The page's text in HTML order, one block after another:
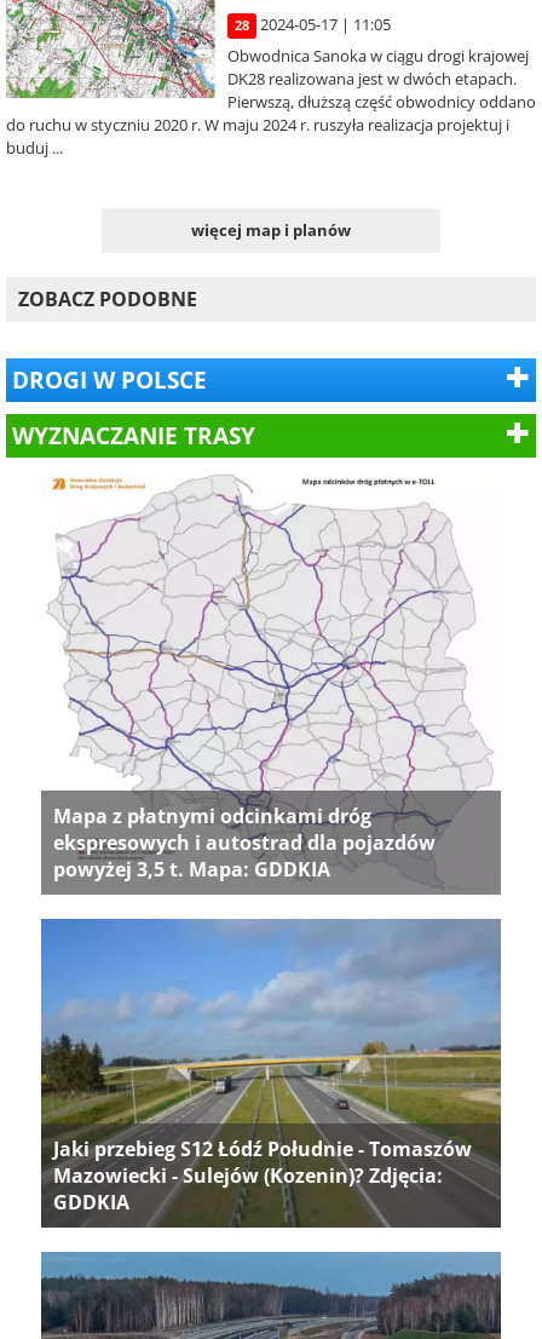
28
2024-05-17 | 11:05
Obwodnica Sanoka w ciągu drogi krajowej
DK28 realizowana jest w dwóch etapach.
Pierwszą, dłuższą część obwodnicy oddano
do ruchu w styczniu 2020 r. W maju 2024 r. ruszyła realizacja projektuj i
buduj ...
więcej map i planów
ZOBACZ PODOBNE
DROGI W POLSCE
WYZNACZANIE TRASY
Mapa z płatnymi odcinkami dróg
ekspresowych i autostrad dla pojazdów
powyżej 3,5 t. Mapa: GDDKIA
Jaki przebieg S12 Łódź Południe - Tomaszów
Mazowiecki - Sulejów (Kozenin)? Zdjęcia:
GDDKIA